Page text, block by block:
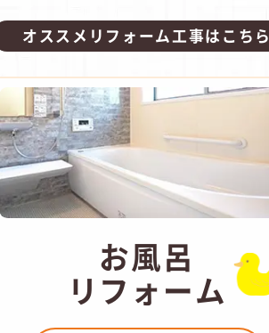
オススメリフォーム工事はこちら
お風呂
リフォーム